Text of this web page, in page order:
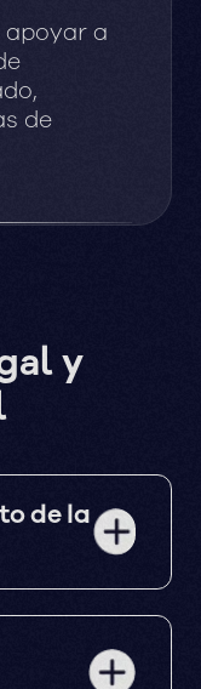
a
de
y
de la